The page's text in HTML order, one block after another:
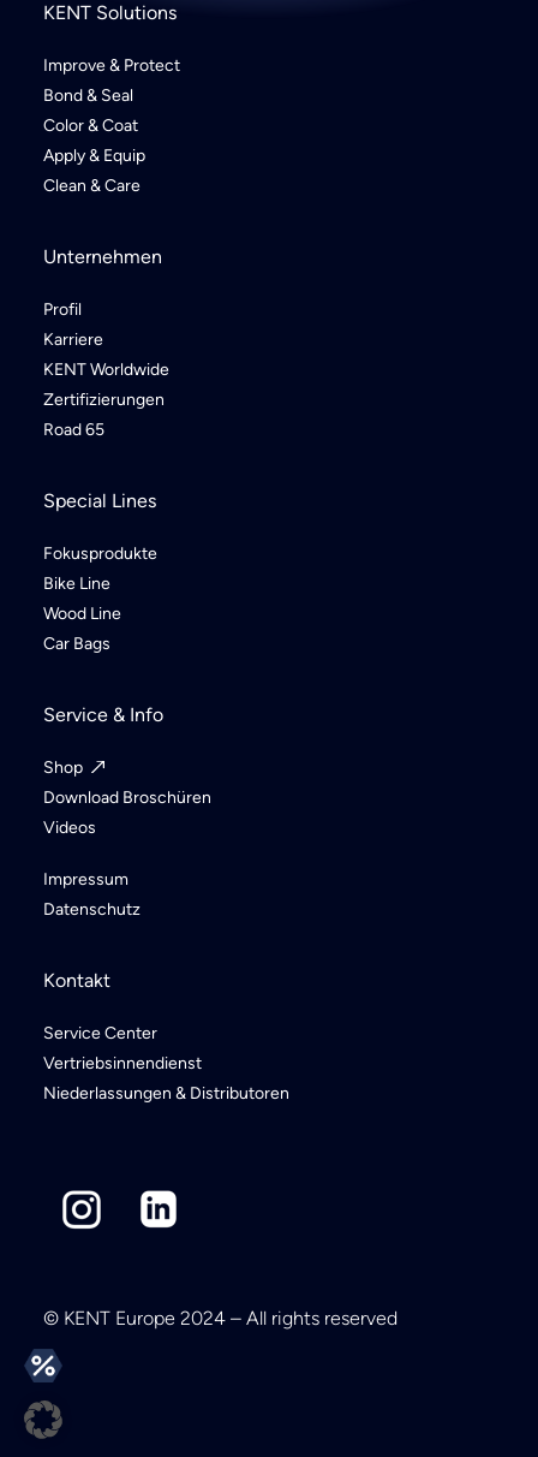
KENT Solutions
Improve & Protect
Bond & Seal
Color & Coat
Apply & Equip
Clean & Care
Unternehmen
Profil
Karriere
KENT Worldwide
Zertifizierungen
Road 65
Special Lines
Fokusprodukte
Bike Line
Wood Line
Car Bags
Service & Info
Shop
Download Broschüren
Videos
Impressum
Datenschutz
Kontakt
Service Center
Vertriebsinnendienst
Niederlassungen & Distributoren
© KENT Europe 2024 – All rights reserved